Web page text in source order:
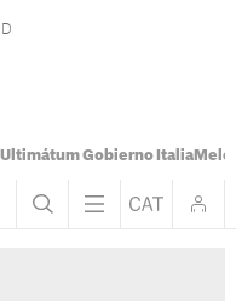
Ultimátum Gobierno Italia